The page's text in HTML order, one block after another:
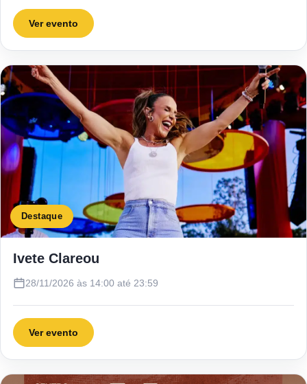
Ver evento
Destaque
Ivete Clareou
28/11/2026 às 14:00 até 23:59
Ver evento